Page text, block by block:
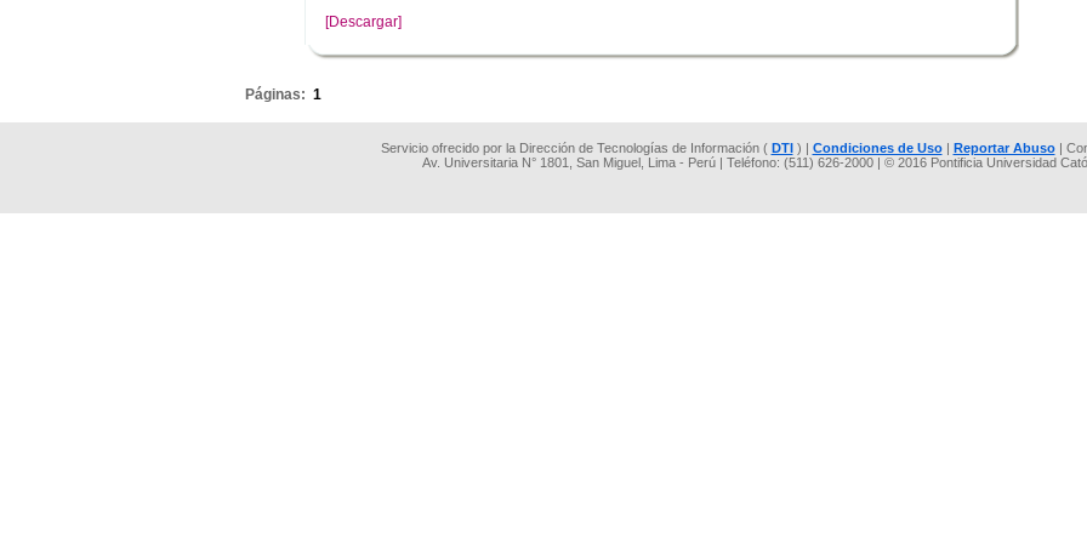
[Descargar]
Páginas: 1
Servicio ofrecido por la Dirección de Tecnologías de Información ( DTI) | Condiciones de Uso| Reportar Abuso|
Av. Universitaria N° 1801, San Miguel, Lima - Perú | Teléfono: (511) 626-2000 | © 2016 Pontificia Universidad